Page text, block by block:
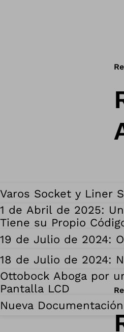
Varos Socket y Liner
1 de Abril de 2025:
Tiene su Propio
19 de Julio de 2024:
18 de Julio de 2024:
Ottobock Aboga por
Pantalla LCD
Nueva